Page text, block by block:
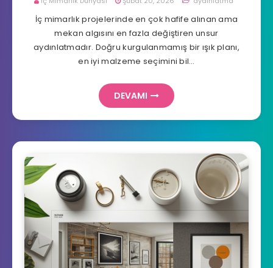
İç mimarlık projelerinde en çok hafife alınan ama
mekan algısını en fazla değiştiren unsur
aydınlatmadır. Doğru kurgulanmamış bir ışık planı,
en iyi malzeme seçimini bil…
DEVAMI